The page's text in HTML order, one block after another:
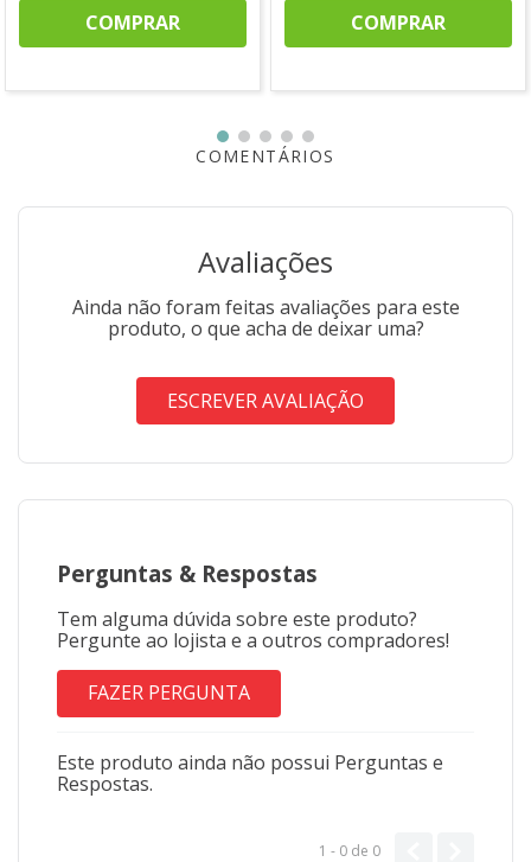
COMPRAR COMPRAR
COMENTÁRIOS
Avaliações
Ainda não foram feitas avaliações para este
produto, o que acha de deixar uma?
ESCREVER AVALIAÇÃO
Perguntas & Respostas
Tem alguma dúvida sobre este produto?
Pergunte ao lojista e a outros compradores!
FAZER PERGUNTA
Este produto ainda não possui Perguntas e
Respostas.
1 - 0 de 0